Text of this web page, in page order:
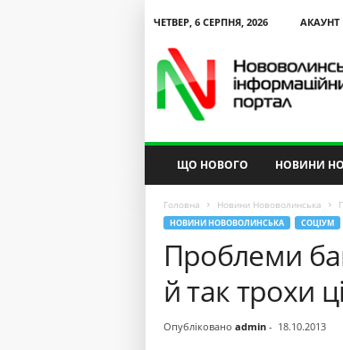
ЧЕТВЕР, 6 СЕРПНЯ, 2026 АКАУНТ
ЩО НОВОГО НОВИНИ
Головна Новини Нововолинська
НОВИНИ НОВОВОЛИНСЬКА СОЦІУМ
Проблеми
й так трохи
Опубліковано admin- 18.10.2013